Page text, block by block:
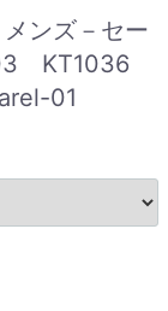
ンズ－セー
KT1036
01